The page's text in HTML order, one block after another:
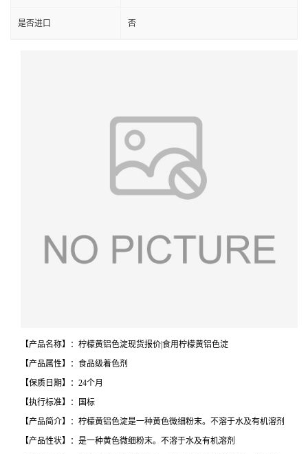
是否进口 否
【产品名称】：柠檬黄铝色淀现货报价|食用柠檬黄铝色淀
【产品属性】：食品级着色剂
【保质日期】：24个月
【执行标准】：国标
【产品简介】：柠檬黄铝色淀是一种黄色微细粉末。不溶于水及有机溶剂
【产品性状】：是一种黄色微细粉末。不溶于水及有机溶剂